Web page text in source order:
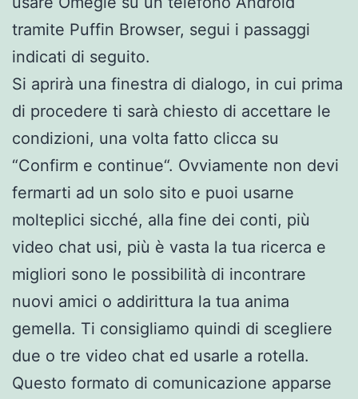
tramite Puffin Browser, segui i passaggi
indicati di seguito.
Si aprirà una finestra di dialogo, in cui prima
di procedere ti sarà chiesto di accettare le
condizioni, una volta fatto clicca su
“Confirm e continue“. Ovviamente non devi
fermarti ad un solo sito e puoi usarne
molteplici sicché, alla fine dei conti, più
video chat usi, più è vasta la tua ricerca e
migliori sono le possibilità di incontrare
nuovi amici o addirittura la tua anima
gemella. Ti consigliamo quindi di scegliere
due o tre video chat ed usarle a rotella.
Questo formato di comunicazione apparse